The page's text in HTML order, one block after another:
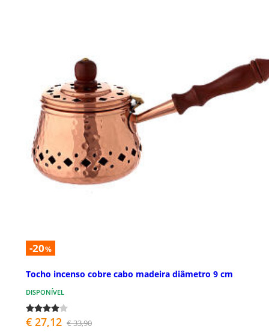
-20%
Tocho incenso cobre cabo madeira diâmetro 9 cm
DISPONÍVEL
€ 27,12 € 33,90